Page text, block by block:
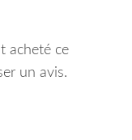
acheté ce
un avis.